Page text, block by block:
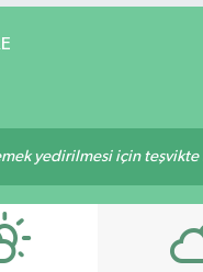
yedirilmesi için teşvikte